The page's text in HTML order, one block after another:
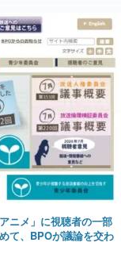
ニメ」に視聴者の一部
て、BPOが議論を交わ